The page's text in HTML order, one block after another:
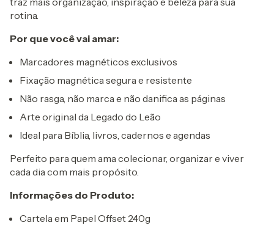
rotina.
Por que você vai amar:
Marcadores magnéticos exclusivos
Fixação magnética segura e resistente
Não rasga, não marca e não danifica as páginas
Arte original da Legado do Leão
Ideal para Bíblia, livros, cadernos e agendas
Perfeito para quem ama colecionar, organizar e viver
cada dia com mais propósito.
Informações do Produto:
Cartela em Papel Offset 240g